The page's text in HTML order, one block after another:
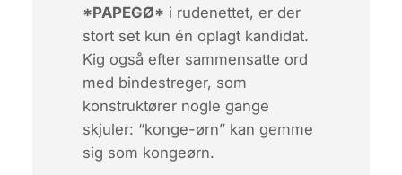
*PAPEGØ*​ i rudenettet, er der
stort set kun én oplagt kandidat.
Kig også efter sammensatte ord
med bindestreger, som
konstruktører nogle gange
skjuler: “konge-ørn” kan gemme
sig som kongeørn.